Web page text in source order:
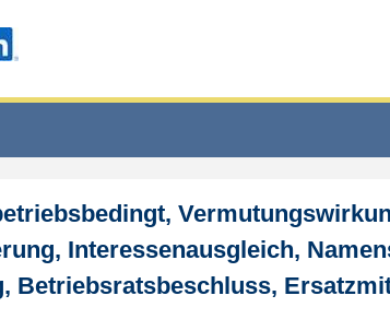
Interessenausgleich,
Betriebsratsbeschluss,